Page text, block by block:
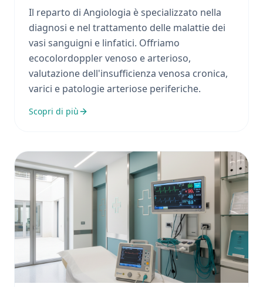
Il reparto di Angiologia è specializzato nella
diagnosi e nel trattamento delle malattie dei
vasi sanguigni e linfatici. Offriamo
ecocolordoppler venoso e arterioso,
valutazione dell'insufficienza venosa cronica,
varici e patologie arteriose periferiche.
Scopri di più
Cardiologia